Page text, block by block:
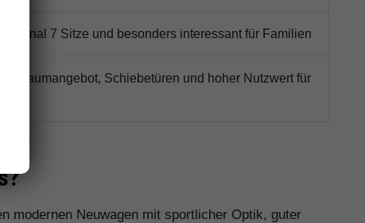
7 Sitze und besonders interessant für Familien
Raumangebot, Schiebetüren und hoher Nutzwert für
modernen Neuwagen mit sportlicher Optik, guter